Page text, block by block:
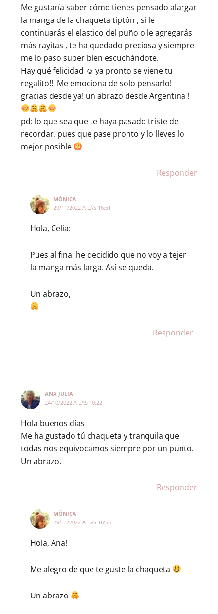
Me gustaría saber cómo tienes pensado alargar
la manga de la chaqueta tiptón , si le
continuarás el elastico del puño o le agregarás
más rayitas , te ha quedado preciosa y siempre
me lo paso super bien escuchándote.
Hay qué felicidad ☺ ya pronto se viene tu
regalito!!! Me emociona de solo pensarlo!
gracias desde ya! un abrazo desde Argentina !
pd: lo que sea que te haya pasado triste de
recordar, pues que pase pronto y lo lleves lo
mejor posible
.
Responder
MÓNICA
29/11/2022 A LAS 16:51
Hola, Celia:
Pues al final he decidido que no voy a tejer
la manga más larga. Así se queda.
Un abrazo,
Responder
ANA JULIA
24/10/2022 A LAS 10:22
Hola buenos días
Me ha gustado tú chaqueta y tranquila que
todas nos equivocamos siempre por un punto.
Un abrazo.
Responder
MÓNICA
29/11/2022 A LAS 16:55
Hola, Ana!
Me alegro de que te guste la chaqueta .
Un abrazo